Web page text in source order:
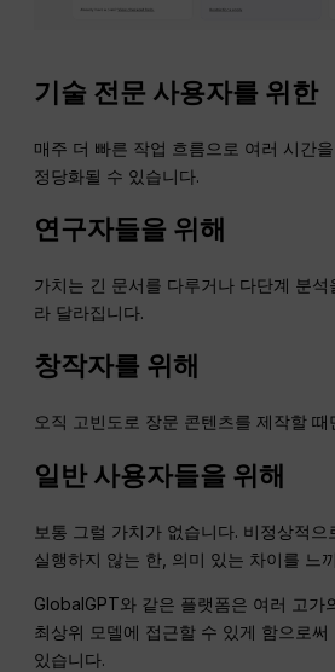
기술 전문 사용자를 위한
매주 더 빠른 작업 흐름으로 여러 시간
정당화될 수 있습니다.
연구자들을 위해
가치는 긴 문서를 다루거나 다단계 분
라 달라집니다.
창작자를 위해
오직 고빈도로 장문 콘텐츠를 제작할 때
일반 사용자들을 위해
보통 그럴 가치가 없습니다. 비정상적
실행하지 않는 한, 의미 있는 차이를 느
GlobalGPT와 같은 플랫폼은 여러 고가
최상위 모델에 접근할 수 있게 함으로
있습니다.